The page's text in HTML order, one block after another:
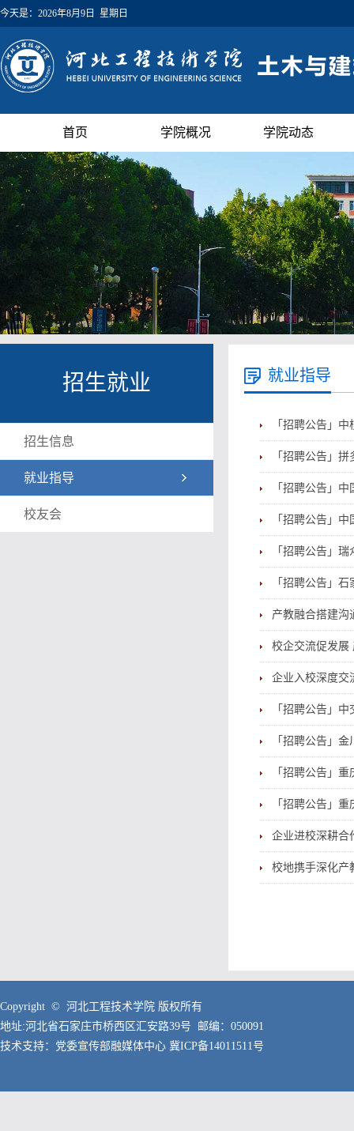
今天是： 2026年8月9日 星期日
首页 学院概况 学院动态
招生就业
招生信息
就业指导
校友会
就业指导
「招聘公告」
「招聘公告」
「招聘公告」
「招聘公告」
「招聘公告」
「招聘公告」
产教融合搭建沟
校企交流促发展
企业入校深度交
「招聘公告」
「招聘公告」
「招聘公告」
「招聘公告」
企业进校深耕合
校地携手深化
Copyright © 河北工程技术学院 版权所有
地址:河北省石家庄市桥西区汇安路39号 邮编：050091
技术支持：党委宣传部融媒体中心 冀ICP备14011511号